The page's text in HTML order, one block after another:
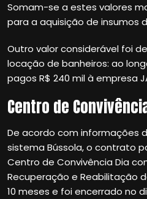
Somam-se a estes valores
para a aquisição de insumos
Outro valor considerável foi
locação de banheiros: ao
pagos R$ 240 mil à empresa
Centro de
De acordo com informações
sistema Bússola, o contrato
Centro de Convivência Dia
Recuperação e Reabilitação
10 meses e foi encerrado no